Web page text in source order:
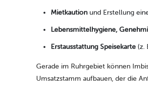
Mietkaution und Erstellung
Lebensmittelhygiene,
Erstausstattung Speisekarte (z.
Gerade im Ruhrgebiet können
Umsatzstamm aufbauen, der die